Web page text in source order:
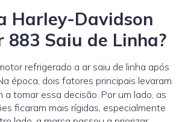
Harley-Davidson
Saiu de Linha?
refrigerado a ar saiu de linha após
época, dois fatores principais levaram
a tomar essa decisão. Por um lado, as
ficaram mais rígidas, especialmente